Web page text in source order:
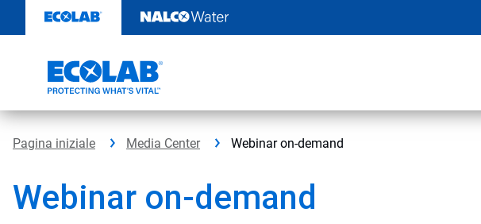
contenuto
Pagina iniziale Media Center Webinar on-demand
Webinar on-demand